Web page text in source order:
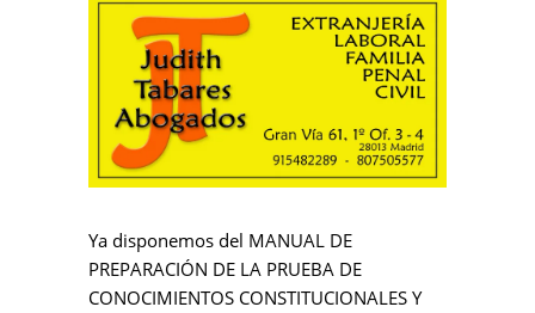
Ya disponemos del MANUAL DE
PREPARACIÓN DE LA PRUEBA DE
CONOCIMIENTOS CONSTITUCIONALES Y